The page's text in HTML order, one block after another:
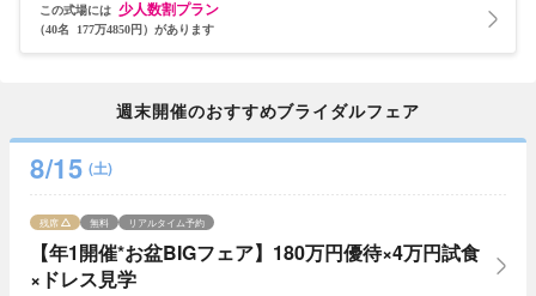
この式場には 少人数割プラン
（40名 177万4850円）があります
週末開催のおすすめブライダルフェア
8/15 (土)
【年1開催*お盆BIGフェア】180万円優待×4万円試食
×ドレス見学
残席 無料 リアルタイム予約